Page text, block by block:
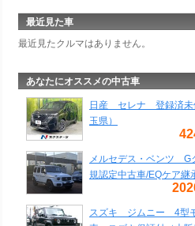
最近見た車
最近見たクルマはありません。
あなたにオススメの中古車
日産 セレナ 登録済未
玉県）
メルセデス・ベンツ
規認定中古車/EQケア継
スズキ ジムニー 4型